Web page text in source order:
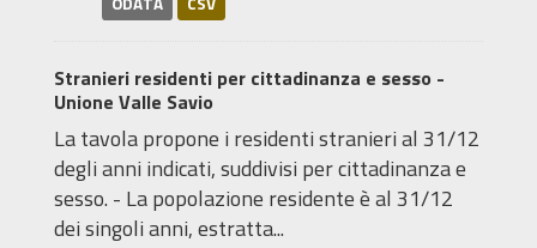
Stranieri residenti per cittadinanza e sesso -
Unione Valle Savio
La tavola propone i residenti stranieri al 31/12
degli anni indicati, suddivisi per cittadinanza e
sesso. - La popolazione residente è al 31/12
dei singoli anni, estratta...